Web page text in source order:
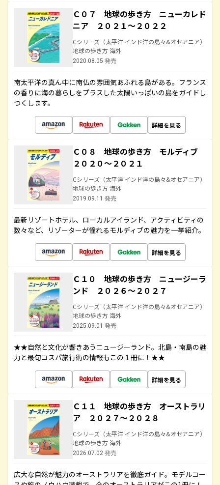
Ｃ０７ 地球の歩き方 ニューカレド
ニア ２０２１～２０２２
Cシリーズ（太平洋 インド洋の島々&オセアニア）
地球の歩き方 海外
2020.08.05 発売
南太平洋の真ん中に南仏の雰囲気あふれる島がある。フランス
の香りに海の暮らしをプラスした太陽いっぱいの島をガイドし
つくします。
詳細を見る
Ｃ０８ 地球の歩き方 モルディブ
２０２０～２０２１
Cシリーズ（太平洋 インド洋の島々&オセアニア）
地球の歩き方 海外
2019.09.11 発売
最新リゾートホテル、ローカルアイランド、アクティビティの
数々など、リゾーターが憧れるモルディブの魅力を一挙紹介。
詳細を見る
Ｃ１０ 地球の歩き方 ニュージーラ
ンド ２０２６～２０２７
Cシリーズ（太平洋 インド洋の島々&オセアニア）
地球の歩き方 海外
2025.09.01 発売
★★自然と文化が響きあうニュージーランド。北島・南島の魅
力と最旬コスパ旅行術の情報もこの１冊に！★★
詳細を見る
Ｃ１１ 地球の歩き方 オーストラリ
ア ２０２７～２０２８
Cシリーズ（太平洋 インド洋の島々&オセアニア）
地球の歩き方 海外
2026.07.02 発売
広大な自然が魅力のオーストラリアを徹底ガイド。モデルコー